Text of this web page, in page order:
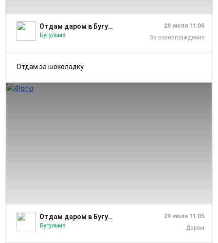
Отдам даром в Бугульме
Бугульма
29 июля 11:06
За вознаграждение
Отдам за шоколадку
Отдам даром в Бугульме
Бугульма
29 июля 11:05
Даром